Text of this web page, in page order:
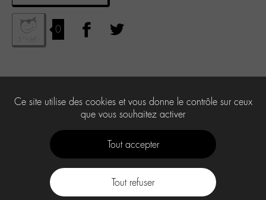
0
Ce site utilise des cookies et vous donne le contrôle sur ceux
que vous souhaitez activer
Tout accepter
Tout refuser